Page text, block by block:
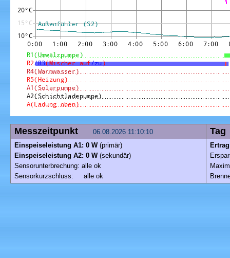
Messzeitpunkt 06.08.2026 11:10:10
Einspeiseleistung A1: 0 W (primär)
Einspeiseleistung A2: 0 W(sekundär)
Sensorunterbrechung: alle ok
Sensorkurzschluss: alle ok